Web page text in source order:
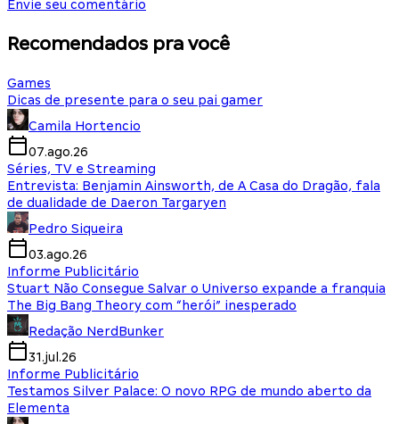
Envie seu comentário
Recomendados pra você
Games
Dicas de presente para o seu pai gamer
Camila Hortencio
07.ago.26
Séries, TV e Streaming
Entrevista: Benjamin Ainsworth, de A Casa do Dragão, fala
de dualidade de Daeron Targaryen
Pedro Siqueira
03.ago.26
Informe Publicitário
Stuart Não Consegue Salvar o Universo expande a franquia
The Big Bang Theory com “herói” inesperado
Redação NerdBunker
31.jul.26
Informe Publicitário
Testamos Silver Palace: O novo RPG de mundo aberto da
Elementa